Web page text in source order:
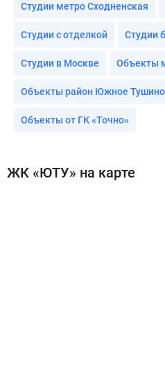
Студии метро Сходненская
Студии с отделкой Студии
Студии в Москве Объекты
Объекты район Южное Тушино
Объекты от ГК «Точно»
ЖК «ЮТУ» на карте